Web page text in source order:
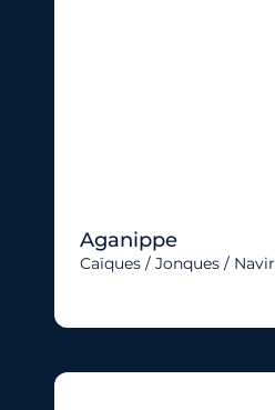
Aganippe
Caïques / Jonques /